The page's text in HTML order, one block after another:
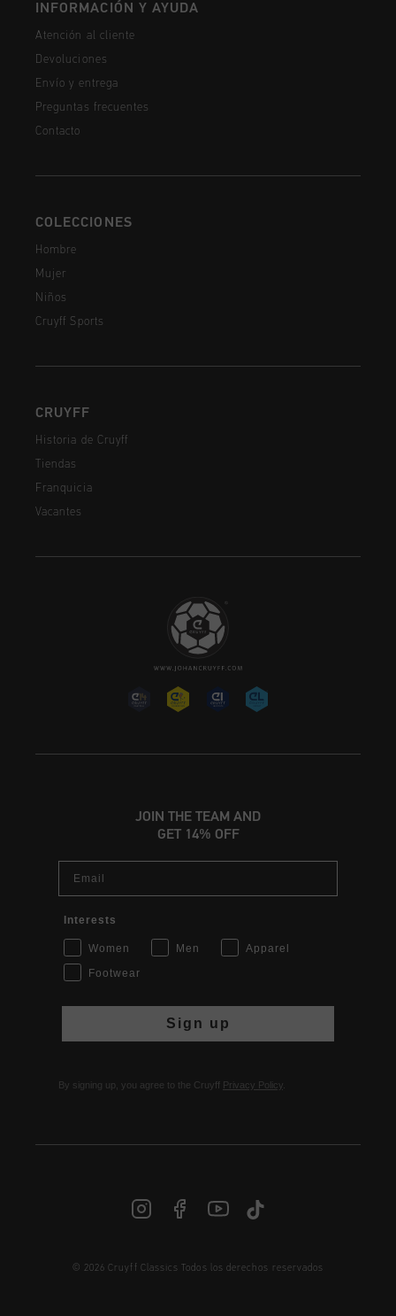
ES | € EUR
INFORMACIÓN Y AYUDA
Atención al cliente
Devoluciones
Envío y entrega
Preguntas frecuentes
Contacto
COLECCIONES
Hombre
Mujer
Niños
Cruyff Sports
CRUYFF
Historia de Cruyff
Tiendas
Franquicia
Vacantes
JOIN THE TEAM AND
GET 14% OFF
Interests
Women Men
Apparel
Footwear
Sign up
By signing up, you agree to the Cruyff Privacy Policy
© 2026 Cruyff Classics Todos los derechos reservados